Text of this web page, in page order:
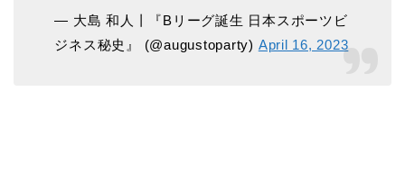
— 大島 和人丨『Bリーグ誕生 日本スポーツビ
ジネス秘史』 (@augustoparty) April 16, 2023